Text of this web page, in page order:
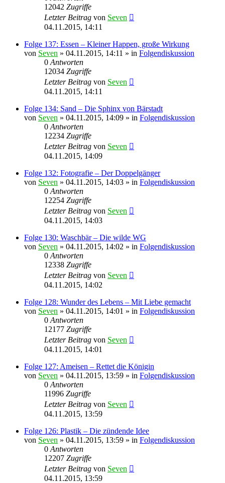
12042 Zugriffe
Letzter Beitrag von Seven
04.11.2015, 14:11
Folge 137: Essen – Kleiner Happen, große Wirkung
von Seven » 04.11.2015, 14:11 » in Folgendiskussion
0 Antworten
12034 Zugriffe
Letzter Beitrag von Seven
04.11.2015, 14:11
Folge 134: Sand – Die Sphinx von Bärstadt
von Seven » 04.11.2015, 14:09 » in Folgendiskussion
0 Antworten
12234 Zugriffe
Letzter Beitrag von Seven
04.11.2015, 14:09
Folge 132: Fotografie – Der Doppelgänger
von Seven » 04.11.2015, 14:03 » in Folgendiskussion
0 Antworten
12254 Zugriffe
Letzter Beitrag von Seven
04.11.2015, 14:03
Folge 130: Waschbär – Die wilde WG
von Seven » 04.11.2015, 14:02 » in Folgendiskussion
0 Antworten
12338 Zugriffe
Letzter Beitrag von Seven
04.11.2015, 14:02
Folge 128: Wunder des Lebens – Mit Liebe gemacht
von Seven » 04.11.2015, 14:01 » in Folgendiskussion
0 Antworten
12177 Zugriffe
Letzter Beitrag von Seven
04.11.2015, 14:01
Folge 127: Ameisen – Rettet die Königin
von Seven » 04.11.2015, 13:59 » in Folgendiskussion
0 Antworten
11996 Zugriffe
Letzter Beitrag von Seven
04.11.2015, 13:59
Folge 126: Plastik – Die zündende Idee
von Seven » 04.11.2015, 13:59 » in Folgendiskussion
0 Antworten
12207 Zugriffe
Letzter Beitrag von Seven
04.11.2015, 13:59